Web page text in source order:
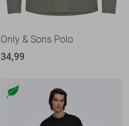
Only & Sons Polo
34,99